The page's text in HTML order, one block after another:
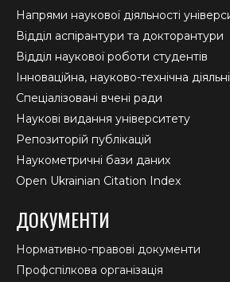
Напрями наукової діяльності
Відділ аспірантури та докторантури
Відділ наукової роботи студентів
Інноваційна, науково-технічна
Спеціалізовані вчені ради
Наукові видання університету
Репозиторій публікацій
Наукометричні бази даних
Open Ukrainian Citation Index
ДОКУМЕНТИ
Нормативно-правові документи
Профспілкова організація